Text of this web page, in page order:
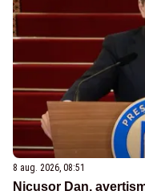
8 aug. 2026, 08:51
Nicușor Dan,